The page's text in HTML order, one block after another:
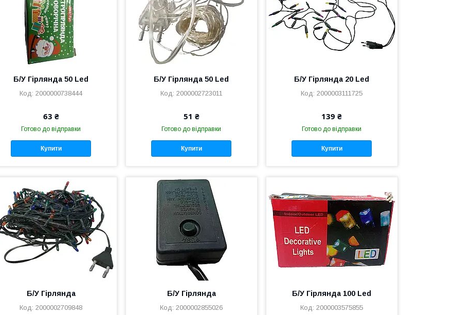
Б/У Гірлянда 50 Led
2000000738444
63 ₴
Готово до відправки
Купити
Б/У Гірлянда 50 Led
2000002723011
51 ₴
Готово до відправки
Купити
Б/У Гірлянда 20 Led
2000003111725
139 ₴
Готово до відправки
Купити
Б/У Гірлянда
2000002709848
Б/У Гірлянда
2000002855026
Б/У Гірлянда 100 Led
2000003575855